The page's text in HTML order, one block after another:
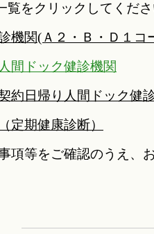
覧をクリックしてくだ
機関(Ａ２・Ｂ・Ｄ１コ
間ドック健診機関
約日帰り人間ドック健
定期健康診断）
項等をご確認のうえ、